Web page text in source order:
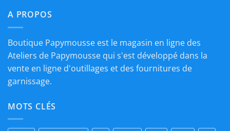
A PROPOS
Boutique Papymousse est le magasin en ligne des
Ateliers de Papymousse qui s'est développé dans la
vente en ligne d'outillages et des fournitures de
garnissage.
MOTS CLÉS